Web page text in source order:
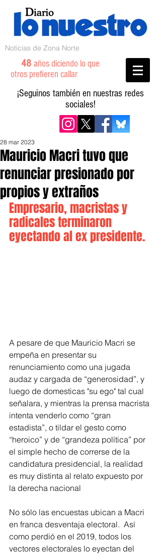
Noticias de Zona Norte
48 años diciendo lo que
otros prefieren callar
¡Seguinos también en nuestras redes
sociales!
Mauricio Macri tuvo que
renunciar presionado por
propios y extraños
28 mar 2023
Empresario, macristas y
radicales terminaron
eyectando al ex presidente.
A pesare de que Mauricio Macri se
empeña en presentar su
renunciamiento como una jugada
audaz y cargada de “generosidad”, y
luego de domesticas "su ego" tal cual
señalara, y mientras la prensa macrista
intenta venderlo como “gran
estadista”, o tildar el gesto como
“heroico” y de “grandeza política” por
el simple hecho de correrse de la
candidatura presidencial, la realidad
es muy distinta al relato expuesto por
la derecha nacional
No sólo las encuestas ubican a Macri
en franca desventaja electoral.  Así
como perdió en el 2019, todos los
vectores electorales lo eyectan del